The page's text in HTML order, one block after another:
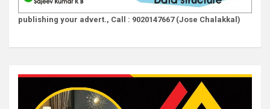
publishing your advert., Call : 9020147667 (Jose Chalakkal)